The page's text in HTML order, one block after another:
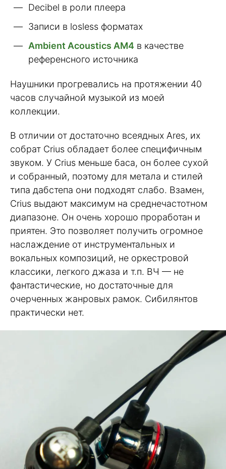
Decibel в роли плеера
Записи в losless форматах
Ambient Acoustics AM4 в качестве
референсного источника
Наушники прогревались на протяжении 40
часов случайной музыкой из моей
коллекции.
В отличии от достаточно всеядных Ares, их
собрат Crius обладает более специфичным
звуком. У Crius меньше баса, он более сухой
и собранный, поэтому для метала и стилей
типа дабстепа они подходят слабо. Взамен,
Crius выдают максимум на среднечастотном
диапазоне. Он очень хорошо проработан и
приятен. Это позволяет получить огромное
наслаждение от инструментальных и
вокальных композиций, не оркестровой
классики, легкого джаза и т.п. ВЧ — не
фантастические, но достаточные для
очерченных жанровых рамок. Сибилянтов
практически нет.